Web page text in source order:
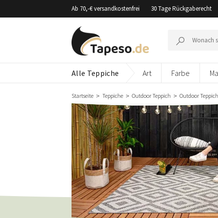
Ab 70,-€ versandkostenfrei 30 Tage Rückgaberecht
nach:
Alle Teppiche Art Farbe
Startseite Teppiche Outdoor Teppich Outdoor